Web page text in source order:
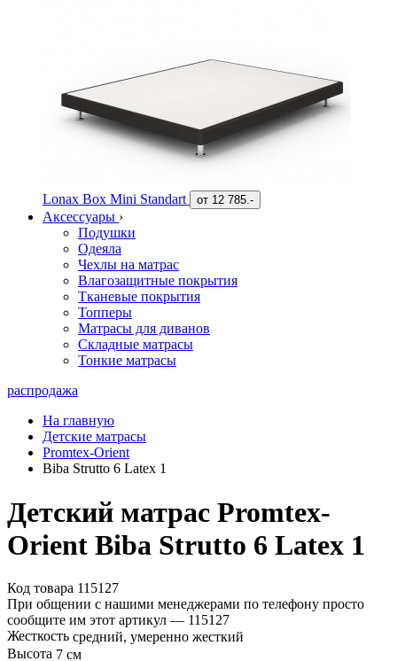
Lonax Box Mini Standart от 12 785.-
Аксессуары ›
Подушки
Одеяла
Чехлы на матрас
Влагозащитные покрытия
Тканевые покрытия
Топперы
Матрасы для диванов
Складные матрасы
Тонкие матрасы
распродажа
На главную
Детские матрасы
Promtex-Orient
Biba Strutto 6 Latex 1
Детский матрас Promtex-
Orient Biba Strutto 6 Latex 1
Код товара 115127
При общении с нашими менеджерами по телефону просто
сообщите им этот артикул — 115127
Жесткость средний, умеренно жесткий
Высота 7 см